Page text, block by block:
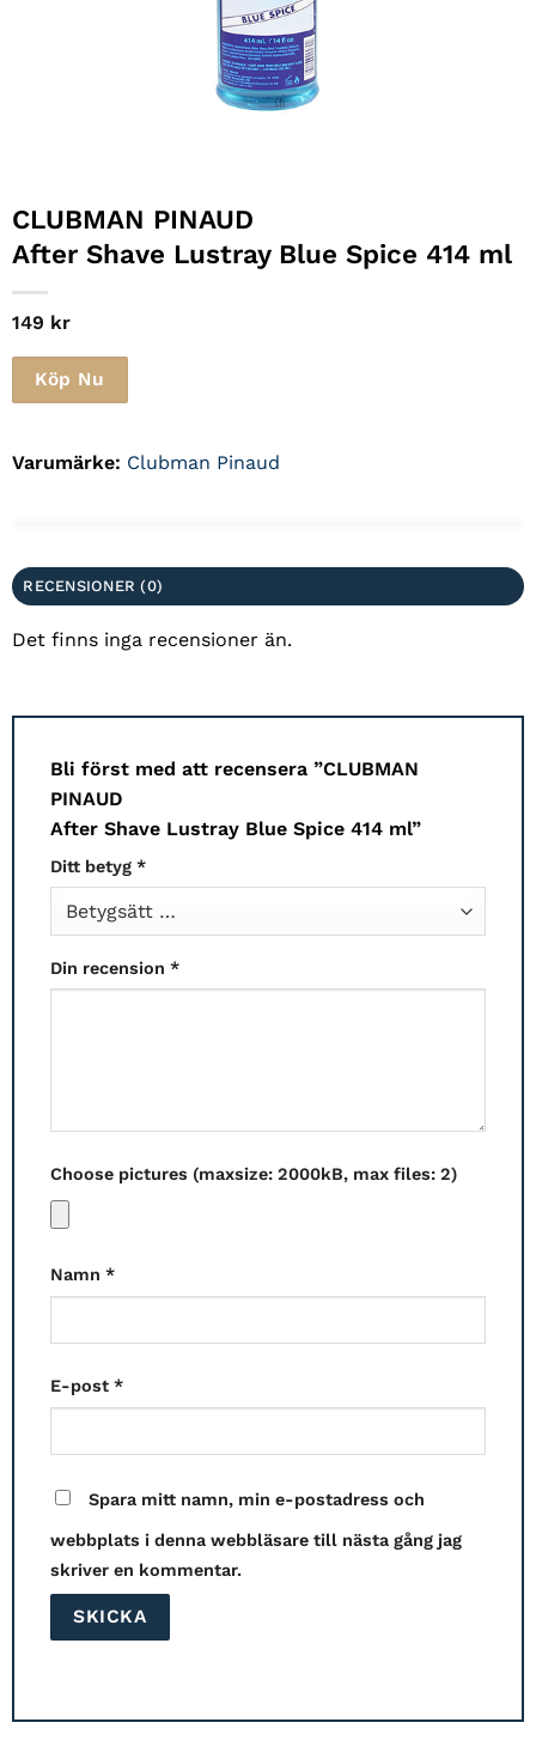
CLUBMAN PINAUD
After Shave Lustray Blue Spice 414 ml
149 kr
Köp Nu
Varumärke: Clubman Pinaud
RECENSIONER (0)
Det finns inga recensioner än.
Bli först med att recensera ”CLUBMAN
PINAUD
After Shave Lustray Blue Spice 414 ml”
Ditt betyg *
Din recension *
Choose pictures (maxsize: 2000kB, max files: 2)
Namn *
E-post *
Spara mitt namn, min e-postadress och
webbplats i denna webbläsare till nästa gång jag
skriver en kommentar.